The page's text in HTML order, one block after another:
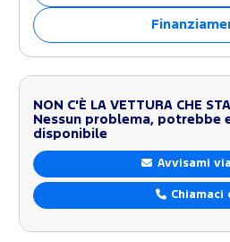
NON C'È LA VETTURA CHE
Nessun problema, potrebbe
disponibile
Avvisami
Chiamaci